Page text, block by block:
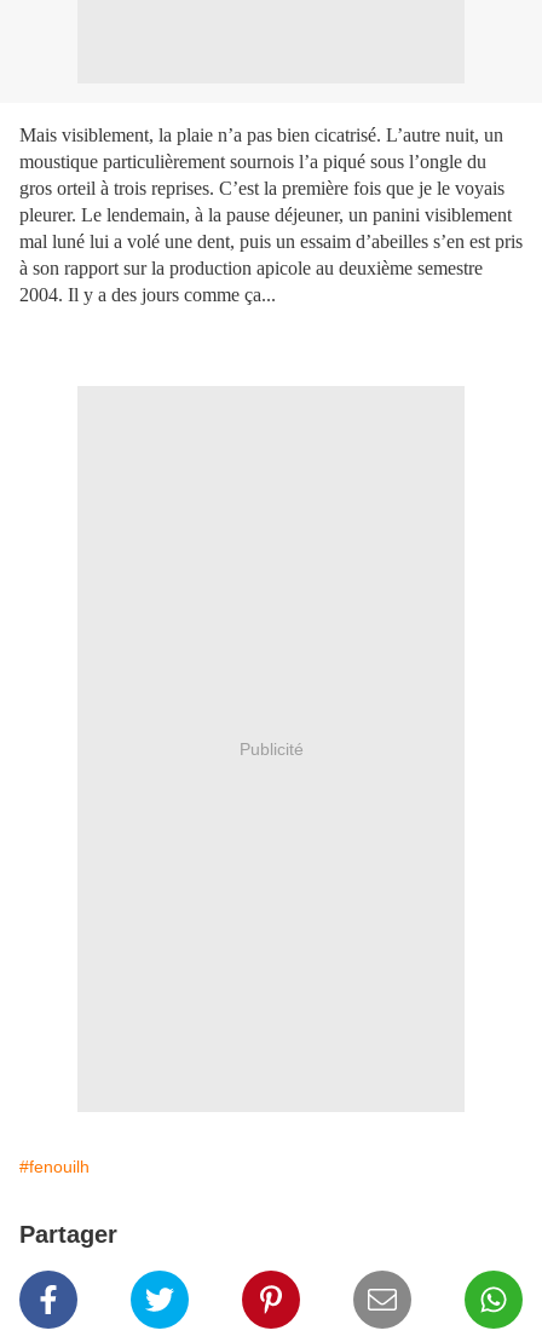
Mais visiblement, la plaie n’a pas bien cicatrisé. L’autre nuit, un
moustique particulièrement sournois l’a piqué sous l’ongle du
gros orteil à trois reprises. C’est la première fois que je le voyais
pleurer. Le lendemain, à la pause déjeuner, un panini visiblement
mal luné lui a volé une dent, puis un essaim d’abeilles s’en est pris
à son rapport sur la production apicole au deuxième semestre
2004. Il y a des jours comme ça...
Publicité
#fenouilh
Partager